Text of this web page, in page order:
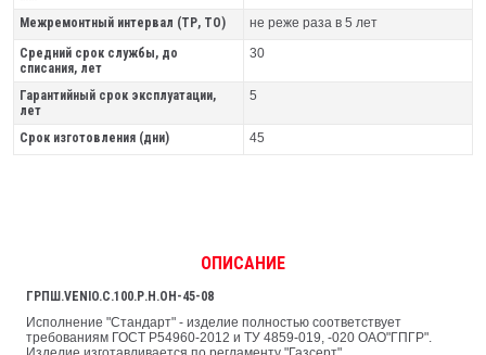
Межремонтный интервал (ТР, ТО)
не реже раза в 5 лет
Средний срок службы, до
списания, лет
30
Гарантийный срок эксплуатации,
лет
5
Срок изготовления (дни) 45
ОПИСАНИЕ
ГРПШ.VENIO.C.100.Р.Н.ОН-45-08
Исполнение "Стандарт" - изделие полностью соответствует
требованиям ГОСТ Р54960-2012 и ТУ 4859-019, -020 ОАО"ГПГР".